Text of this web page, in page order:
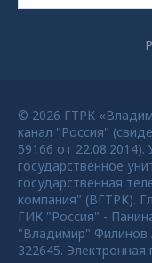
© 2026 ГТРК
канал "Россия"
59166 от
государственное
государственная
компания" (ВГТРК).
ГИК "Россия" -
"Владимир" Филинов
322645. Электронная